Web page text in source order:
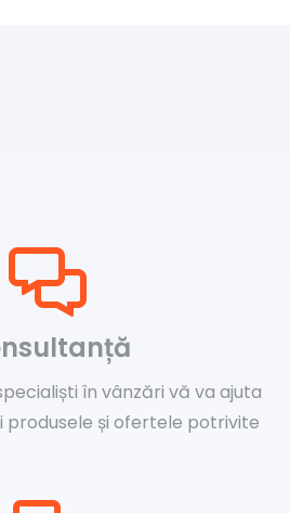
în vânzări vă va ajuta
produsele și ofertele potrivite